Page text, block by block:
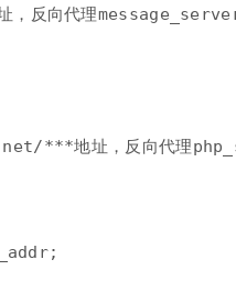
向代理
***地址，反向代理